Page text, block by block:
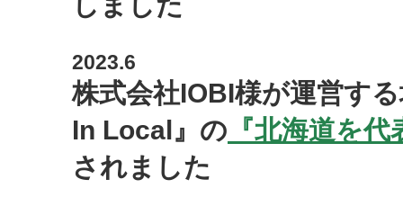
2023.6
株式会社IOBI様が運営す
In Local』の 『北海道を
されました